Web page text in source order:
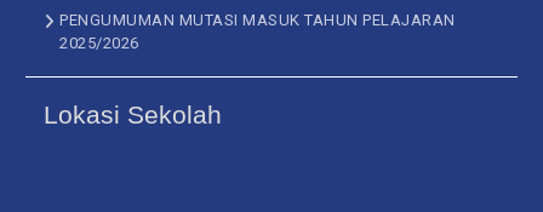
PENGUMUMAN MUTASI MASUK TAHUN PELAJARAN
2025/2026
Lokasi Sekolah